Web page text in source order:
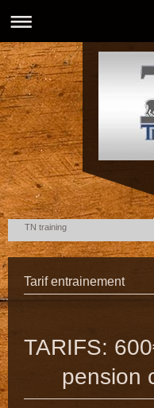
TN training
Tarif entrainement
TARIFS:
pension